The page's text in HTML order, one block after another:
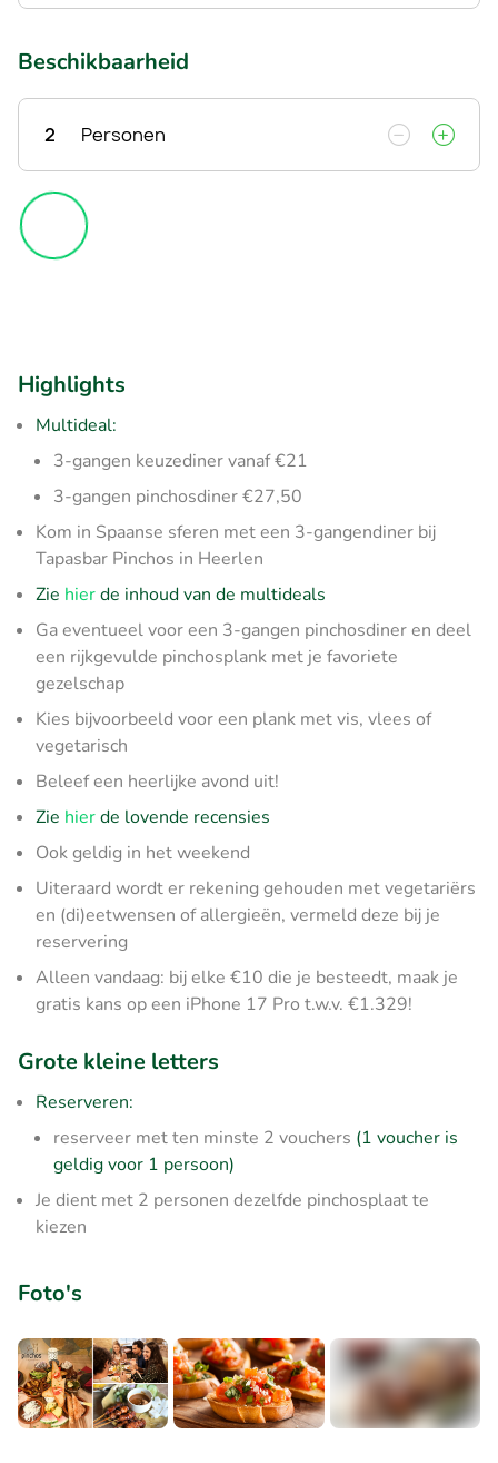
Beschikbaarheid
2 Personen
Highlights
Multideal:
3-gangen keuzediner vanaf €21
3-gangen pinchosdiner €27,50
Kom in Spaanse sferen met een 3-gangendiner bij
Tapasbar Pinchos in Heerlen
Zie hierde inhoud van de multideals
Ga eventueel voor een 3-gangen pinchosdiner en deel
een rijkgevulde pinchosplank met je favoriete
gezelschap
Kies bijvoorbeeld voor een plank met vis, vlees of
vegetarisch
Beleef een heerlijke avond uit!
Zie hierde lovende recensies
Ook geldig in het weekend
Uiteraard wordt er rekening gehouden met vegetariërs
en (di)eetwensen of allergieën, vermeld deze bij je
reservering
Alleen vandaag: bij elke €10 die je besteedt, maak je
gratis kans op een iPhone 17 Pro t.w.v. €1.329!
Grote kleine letters
Reserveren:
reserveer met ten minste 2 vouchers (1 voucher is
geldig voor 1 persoon)
Je dient met 2 personen dezelfde pinchosplaat te
kiezen
Foto's